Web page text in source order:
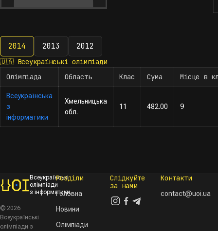
2014 2013 2012
2014
🇺🇦 Всеукраїнські олімпіади
Олімпіада
Область Клас Сума Місце в
Всеукраїнська
з
інформатики
Хмельницька
обл.
11 482.00 9
Всеукраїнські
олімпіади
з інформатики
© 2026
Всеукраїнські
олімпіади з
Розділи
Головна
Новини
Олімпіади
Слідкуйте
за нами
Контакти
contact@uoi.ua